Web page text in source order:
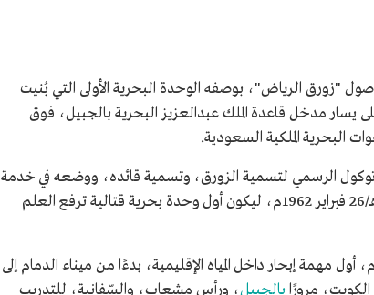
"زورق الرياض"، بوصفه الوحدة البحرية الأولى التي بُنيت
يسار مدخل قاعدة الملك عبدالعزيز البحرية بالجبيل، فوق
البحرية الملكية السعودية.
الرسمي لتسمية الزورق، وتسمية قائده، ووضعه في خدمة
الأسطول الملكي العربي السعودي في 21 رمضان 1381هـ/26 فبراير 1962م، ليكون أول وحدة بحرية قتالية ترفع العلم
بدأ زورق الرياض في 23 رمضان 1381هـ/28 فبراير 1962م، أول مهمة إبحار داخل المياه الإقليمية، بدءًا من ميناء الدمام إلى
الكويت، مرورًا بالجبيل، ورأس مشعاب، والسّفانية، للتدريب